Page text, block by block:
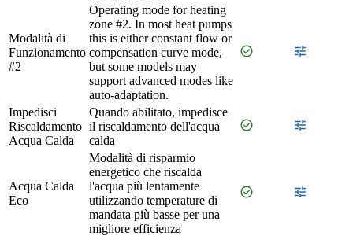
Modalità di
Funzionamento
#2
Operating mode for heating
zone #2. In most heat pumps
this is either constant flow or
compensation curve mode,
but some models may
support advanced modes like
auto-adaptation.
check_circle tune
Impedisci
Riscaldamento
Acqua Calda
Quando abilitato, impedisce
il riscaldamento dell'acqua
calda
check_circle tune
Acqua Calda
Eco
Modalità di risparmio
energetico che riscalda
l'acqua più lentamente
utilizzando temperature di
mandata più basse per una
migliore efficienza
check_circle tune